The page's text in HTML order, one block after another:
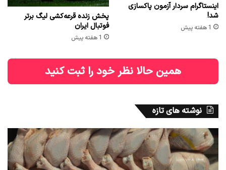
اینستاگرام سردار آزمون پاکسازی
شد!
1 هفته پیش
پخش زنده قرعه‌کشی لیگ برتر
فوتبال ایران
1 هفته پیش
همین حالا نظر خود را ثبت کنید
نوشته های تازه